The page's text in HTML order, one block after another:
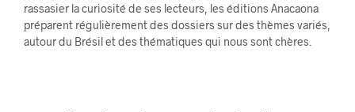
rassasier la curiosité de ses lecteurs, les éditions Anacaona
préparent régulièrement des dossiers sur des thèmes variés,
autour du Brésil et des thématiques qui nous sont chères.